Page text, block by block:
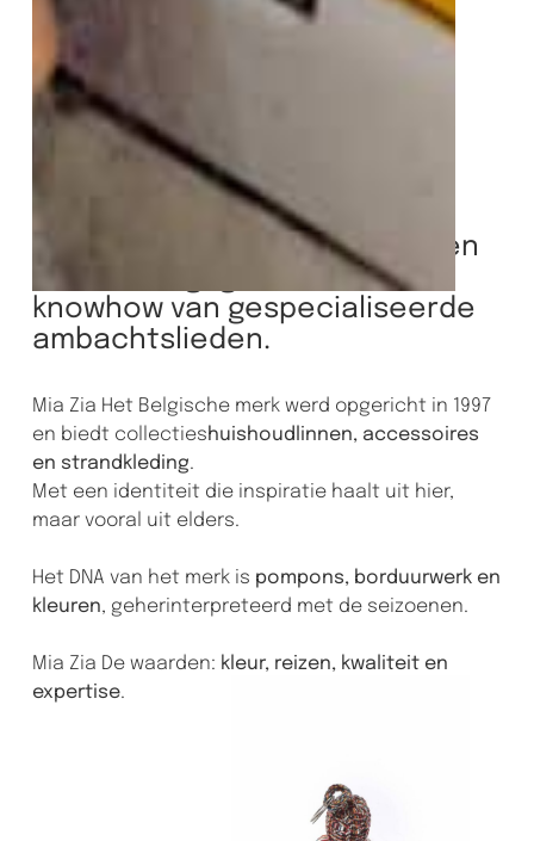
Een handgemaakt product, een
ethisch engagement en de
knowhow van gespecialiseerde
ambachtslieden.
Mia Zia Het Belgische merk werd opgericht in 1997
en biedt collectieshuishoudlinnen, accessoires
en strandkleding.
Met een identiteit die inspiratie haalt uit hier,
maar vooral uit elders.
Het DNA van het merk is pompons, borduurwerk en
kleuren, geherinterpreteerd met de seizoenen.
Mia Zia De waarden: kleur, reizen, kwaliteit en
expertise.